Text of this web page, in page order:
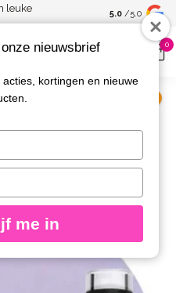
leuke
Gratis
5.0 /5.0
0
10 ml.
10 ml.
nieuwsbrief
kortingen en nieuwe
me in